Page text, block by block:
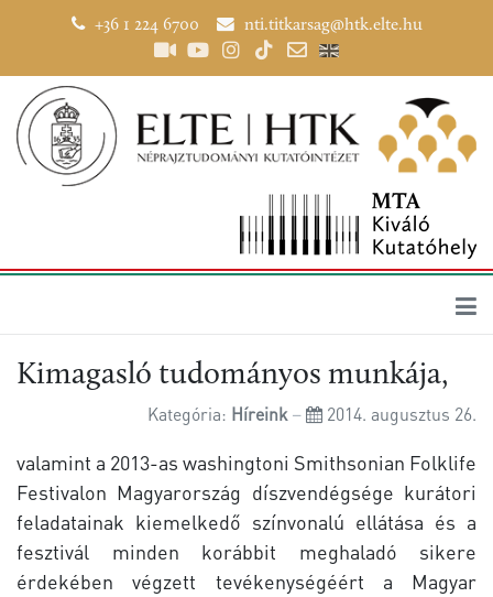
+36 1 224 6700 nti.titkarsag@htk.elte.hu
Kimagasló tudományos munkája,
Kategória: Híreink 2014. augusztus 26.
valamint a 2013-as washingtoni Smithsonian Folklife
Festivalon Magyarország díszvendégsége kurátori
feladatainak kiemelkedő színvonalú ellátása és a
fesztivál minden korábbit meghaladó sikere
érdekében végzett tevékenységéért a Magyar